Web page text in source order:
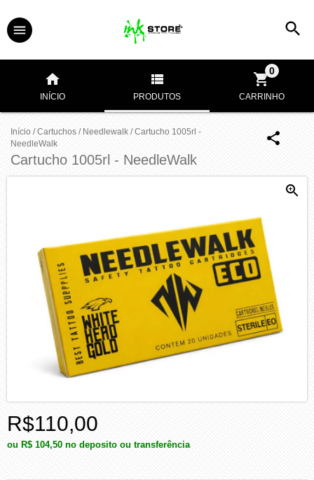
INÍCIO PRODUTOS CARRINHO
0
Início / Cartuchos / Needlewalk / Cartucho 1005rl -
NeedleWalk
Cartucho 1005rl - NeedleWalk
R$110,00
ou R$ 104,50 no deposito ou transferência